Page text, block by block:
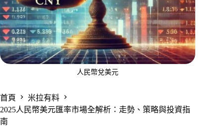
人民幣兌美元
首頁
米拉有料
2025人民幣美元匯率市場全解析：走勢、策略與投資指
南